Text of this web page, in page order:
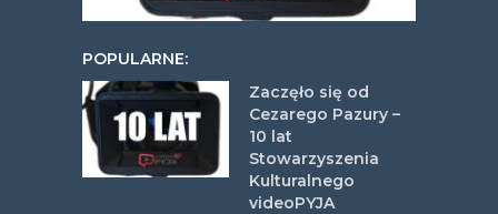
POPULARNE:
Zaczęło się od
Cezarego Pazury –
10 lat
Stowarzyszenia
Kulturalnego
videoPYJA